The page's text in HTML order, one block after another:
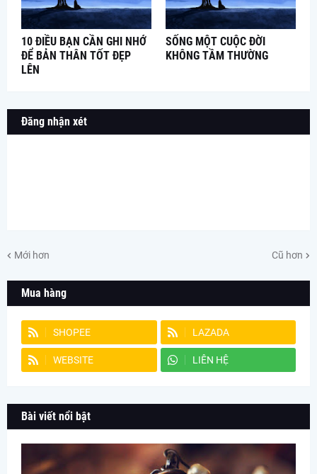
10 ĐIỀU BẠN CẦN GHI NHỚ
ĐỂ BẢN THÂN TỐT ĐẸP
LÊN
SỐNG MỘT CUỘC ĐỜI
KHÔNG TẦM THƯỜNG
Đăng nhận xét
Mới hơn Cũ hơn
Mua hàng
SHOPEE LAZADA
WEBSITE LIÊN HỆ
Bài viết nổi bật